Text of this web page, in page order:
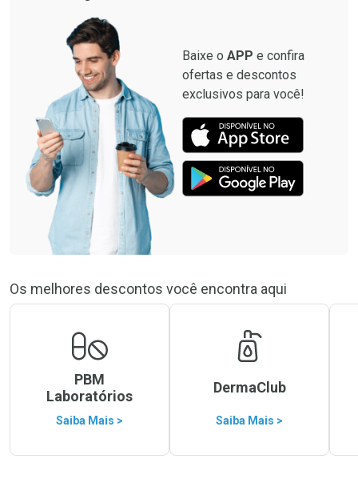
Baixe o APP e confira
ofertas e descontos
exclusivos para você!
Os melhores descontos você encontra aqui
PBM
Laboratórios
Saiba Mais >
DermaClub
Saiba Mais >